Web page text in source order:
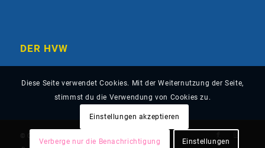
DER HVW
© Copyright - HSG Schönbuch
Diese Seite verwendet Cookies. Mit der Weiternutzung der Seite,
stimmst du die Verwendung von Cookies zu.
Einstellungen akzeptieren
Verberge nur die Benachrichtigung Einstellungen